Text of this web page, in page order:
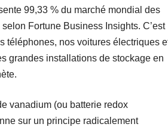
99,33 % du marché mondial des
Fortune Business Insights. C’est
téléphones, nos voitures électriques
grandes installations de stockage en
vanadium (ou batterie redox
sur un principe radicalement